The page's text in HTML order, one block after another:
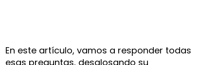
En este artículo, vamos a responder todas
esas preguntas, desglosando su